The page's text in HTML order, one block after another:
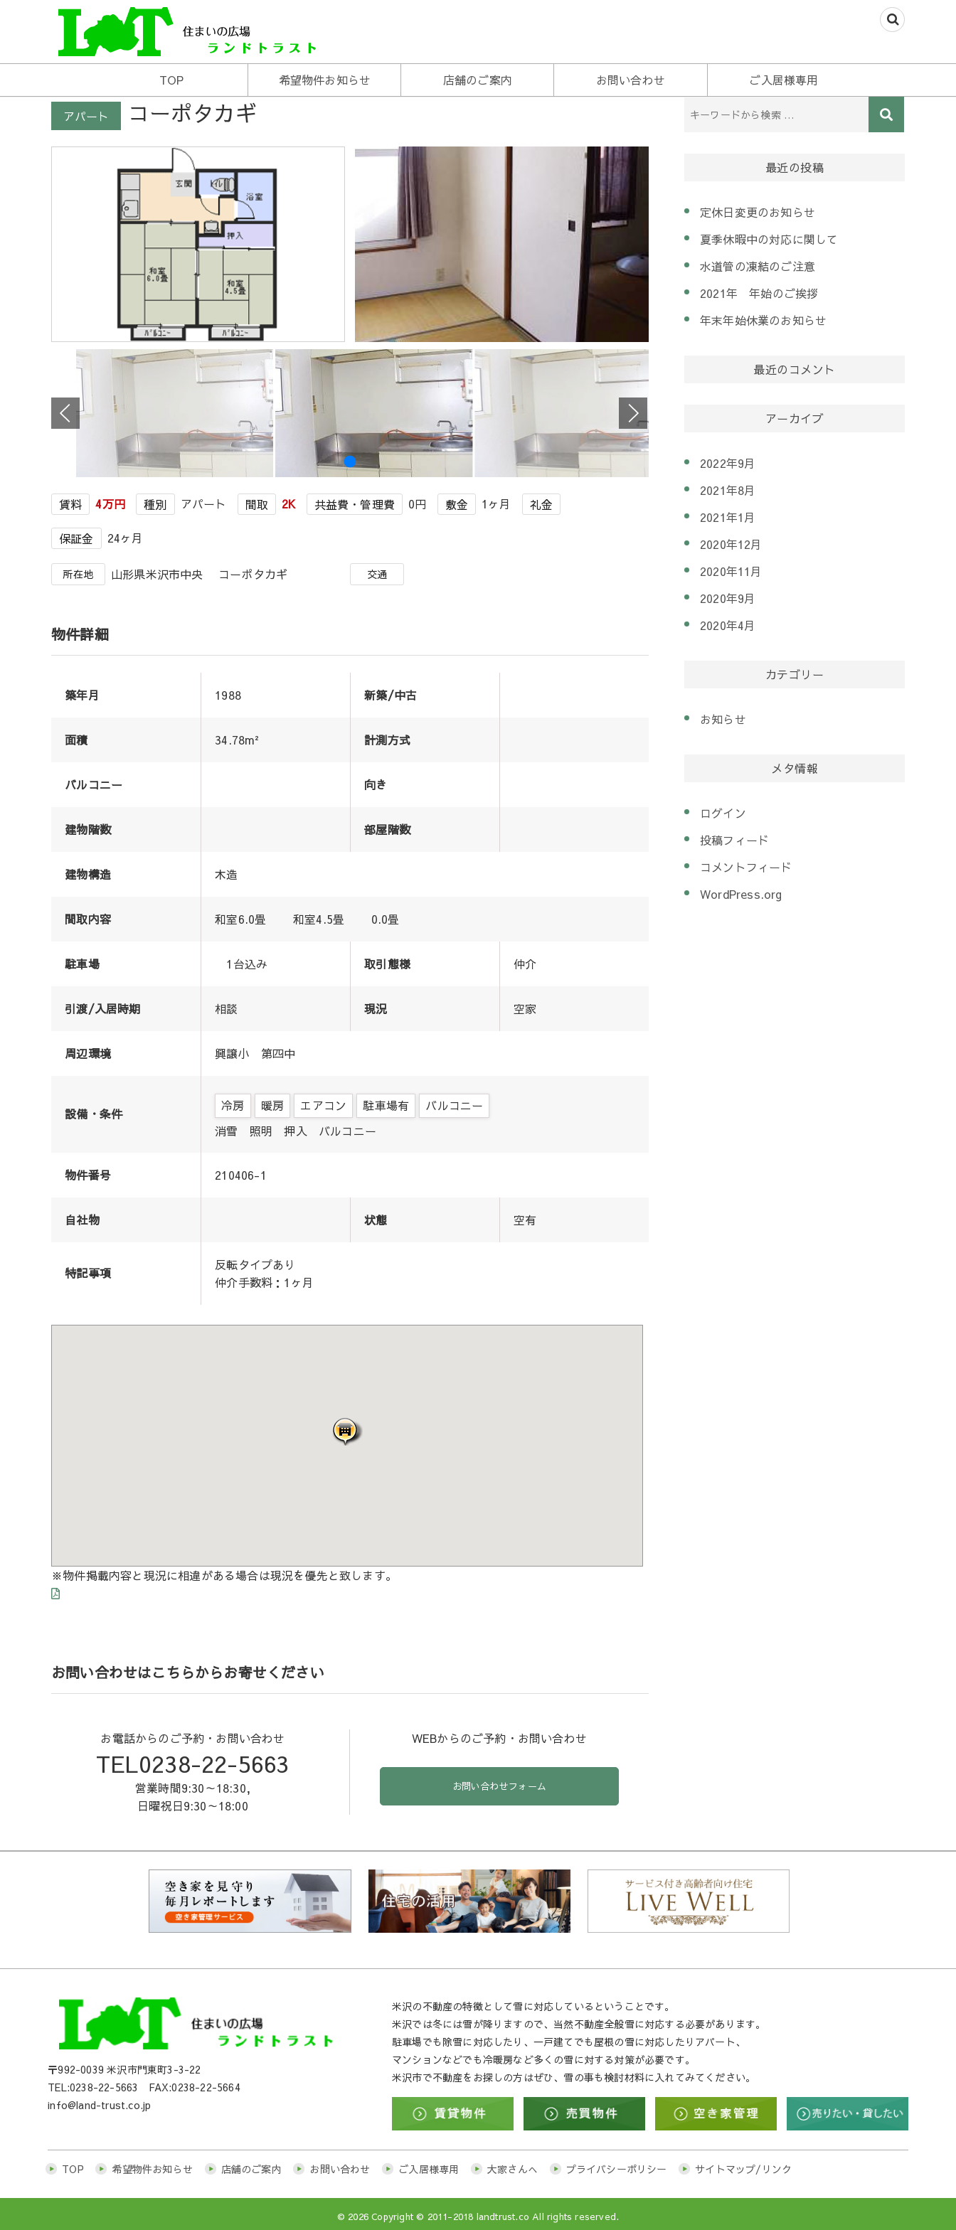
住まいの広場ランドトラスト
米沢の不動産はお任せあれ
TOP 希望物件お知らせ 店舗のご案内 お問い合わせ ご入居様専用
アパート コーポタカギ
賃料 4万円 種別 アパート 間取 2K 共益費・管理費 0円 敷金 1ヶ月 礼金
保証金 24ヶ月
所在地 山形県米沢市中央 コーポタカギ 交通
物件詳細
築年月 1988 新築/中古
面積 34.78m² 計測方式
バルコニー 向き
建物階数 部屋階数
建物構造 木造
間取内容 和室6.0畳 和室4.5畳 0.0畳
駐車場 1台込み 取引態様 仲介
引渡/入居時期 相談 現況 空家
周辺環境 興譲小 第四中
設備・条件
冷房 暖房 エアコン 駐車場有
バルコニー
消雪 照明 押入 バルコニー
物件番号 210406-1
自社物 状態 空有
特記事項
反転タイプあり
仲介手数料：1ヶ月
※物件掲載内容と現況に相違がある場合は現況を優先と致します。
お問い合わせはこちらからお寄せください
お電話からのご予約・お問い合わせ
TEL0238-22-5663
営業時間9:30～18:30,
日曜祝日9:30～18:00
WEBからのご予約・お問い合わせ
お問い合わせフォーム
最近の投稿
定休日変更のお知らせ
夏季休暇中の対応に関して
水道管の凍結のご注意
2021年 年始のご挨拶
年末年始休業のお知らせ
最近のコメント
アーカイブ
2022年9月
2021年8月
2021年1月
2020年12月
2020年11月
2020年9月
2020年4月
カテゴリー
お知らせ
メタ情報
ログイン
投稿フィード
コメントフィード
WordPress.org
〒992-0039 米沢市門東町3-3-22
TEL:0238-22-5663 FAX:0238-22-5664
info@land-trust.co.jp
米沢の不動産の特徴として雪に対応しているということです。
米沢では冬には雪が降りますので、当然不動産全般雪に対応する必要があります。
駐車場でも除雪に対応したり、一戸建てでも屋根の雪に対応したりアパート、
マンションなどでも冷暖房など多くの雪に対する対策が必要です。
米沢市で不動産をお探しの方はぜひ、雪の事も検討材料に入れてみてください。
TOP 希望物件お知らせ 店舗のご案内 お問い合わせ ご入居様専用 大家さんへ プライバシーポリシー サイトマップ/リンク
© 2026Copyright © 2011-2018 landtrust.co All rights reserved.